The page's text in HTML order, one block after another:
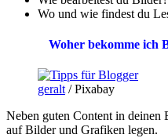
Wo und wie findest du
Woher bekomme ich
geralt / Pixabay
Neben guten Content in deinen
auf Bilder und Grafiken legen.